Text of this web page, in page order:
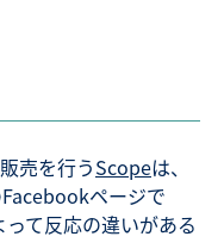
売を行うScopeは、
ページで
て反応の違いがある